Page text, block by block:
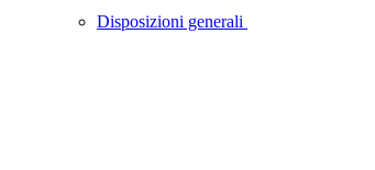
Disposizioni generali